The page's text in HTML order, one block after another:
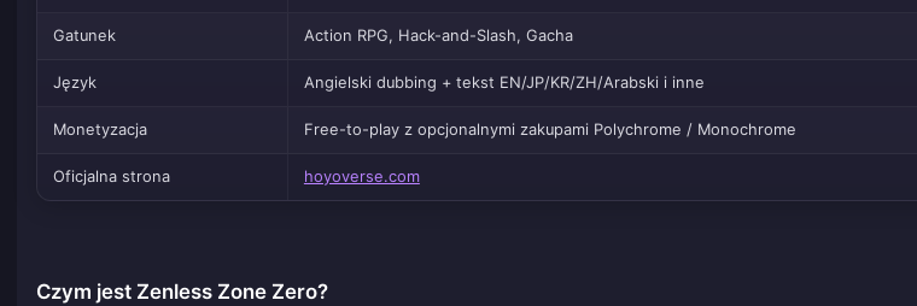
Gatunek Action RPG, Hack-and-Slash, Gacha
Język Angielski dubbing + tekst EN/JP/KR/ZH/Arabski i inne
Monetyzacja Free-to-play z opcjonalnymi zakupami Polychrome / Monochrome
Oficjalna strona hoyoverse.com
Czym jest Zenless Zone Zero?